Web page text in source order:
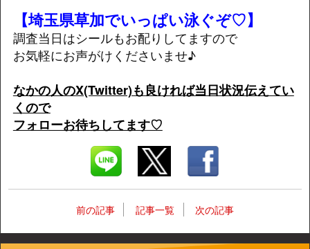
【埼玉県草加でいっぱい泳ぐぞ♡】
調査当日はシールもお配りしてますので
お気軽にお声がけくださいませ♪
なかの人のX(Twitter)も良ければ当日状況伝えてい
くので
フォローお待ちしてます♡
前の記事 記事一覧 次の記事